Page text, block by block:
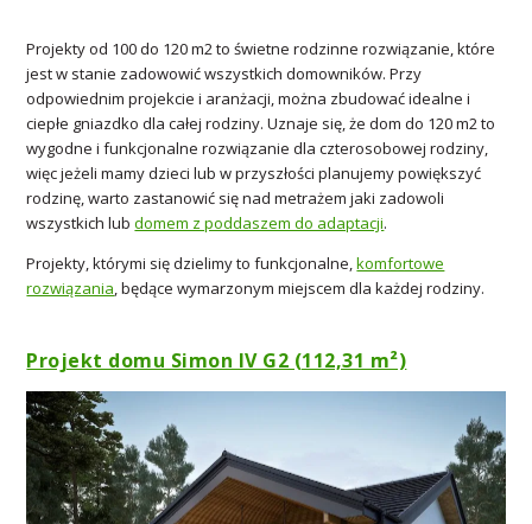
Projekty od 100 do 120 m2 to świetne rodzinne rozwiązanie, które
jest w stanie zadowowić wszystkich domowników. Przy
odpowiednim projekcie i aranżacji, można zbudować idealne i
ciepłe gniazdko dla całej rodziny. Uznaje się, że dom do 120 m2 to
wygodne i funkcjonalne rozwiązanie dla czterosobowej rodziny,
więc jeżeli mamy dzieci lub w przyszłości planujemy powiększyć
rodzinę, warto zastanowić się nad metrażem jaki zadowoli
wszystkich lubdomem z poddaszem do adaptacji.
Projekty, którymi się dzielimy to funkcjonalne,komfortowe
rozwiązania, będące wymarzonym miejscem dla każdej rodziny.
Projekt domu Simon IV G2 (112,31 m²)